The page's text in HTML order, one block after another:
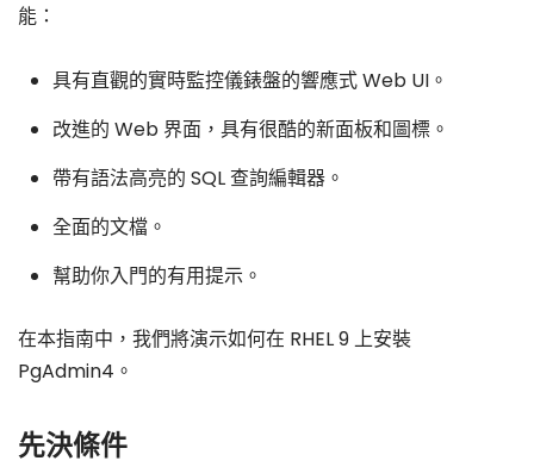
能：
具有直觀的實時監控儀錶盤的響應式 Web UI。
改進的 Web 界面，具有很酷的新面板和圖標。
帶有語法高亮的 SQL 查詢編輯器。
全面的文檔。
幫助你入門的有用提示。
在本指南中，我們將演示如何在 RHEL 9 上安裝
PgAdmin4。
先決條件